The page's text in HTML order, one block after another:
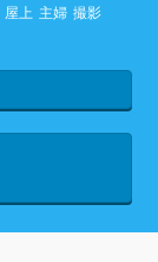
屋上 主婦 撮影